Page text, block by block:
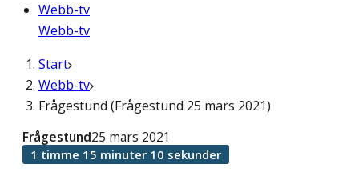
Webb-tv
Webb-tv
Start
Webb-tv
Frågestund (Frågestund 25 mars 2021)
Frågestund25 mars 2021
1 timme 15 minuter 10 sekunder